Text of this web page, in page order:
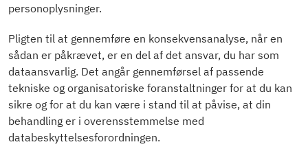
personoplysninger.
Pligten til at gennemføre en konsekvensanalyse, når en
sådan er påkrævet, er en del af det ansvar, du har som
dataansvarlig. Det angår gennemførsel af passende
tekniske og organisatoriske foranstaltninger for at du kan
sikre og for at du kan være i stand til at påvise, at din
behandling er i overensstemmelse med
databeskyttelsesforordningen.